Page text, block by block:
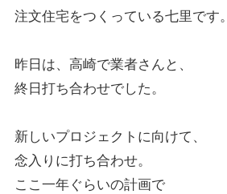
注文住宅をつくっている七里です。
昨日は、高崎で業者さんと、
終日打ち合わせでした。
新しいプロジェクトに向けて、
念入りに打ち合わせ。
ここ一年ぐらいの計画で